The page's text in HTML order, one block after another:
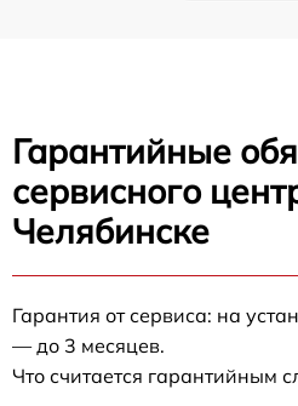
Гарантийные
сервисного
Челябинске
Гарантия от сервиса: на
— до 3 месяцев.
Что считается гарантийным